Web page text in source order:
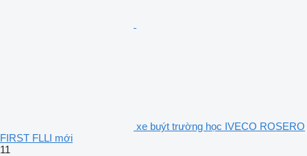
xe buýt trường học IVECO ROSERO
FIRST FLLI mới
11